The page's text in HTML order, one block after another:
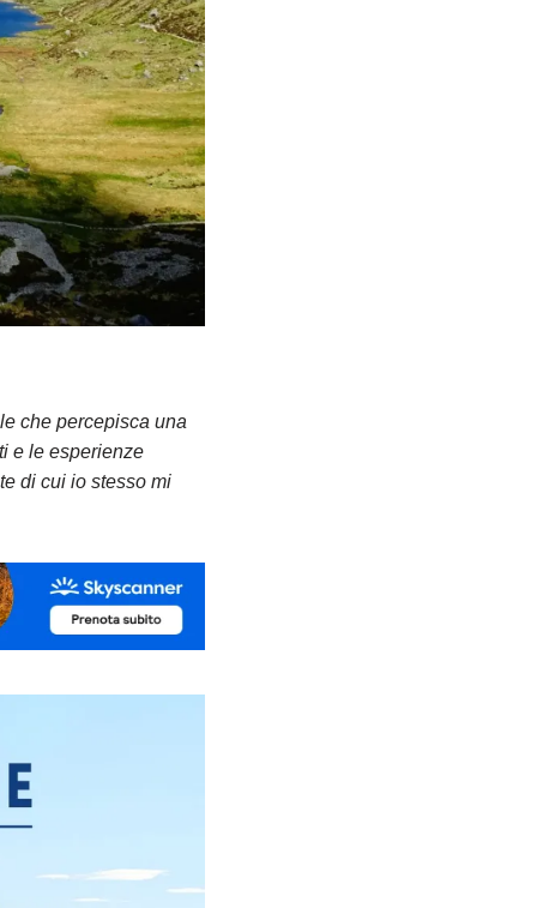
che percepisca una
e le esperienze
di cui io stesso mi